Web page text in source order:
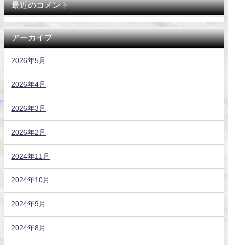
最近のコメント
アーカイブ
2026年5月
2026年4月
2026年3月
2026年2月
2024年11月
2024年10月
2024年9月
2024年8月